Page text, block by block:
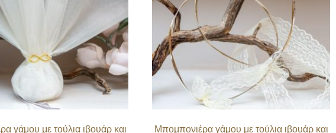
γάμου με τούλια ιβουάρ και
Μπομπονιέρα γάμου με τούλια ιβουάρ και